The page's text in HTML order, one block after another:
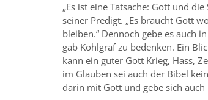
„Es ist eine Tatsache: Gott und
seiner Predigt. „Es braucht Gott
bleiben.“ Dennoch gebe es auch
gab Kohlgraf zu bedenken. Ein
kann ein guter Gott Krieg, Hass,
im Glauben sei auch der Bibel
darin mit Gott und gebe sich